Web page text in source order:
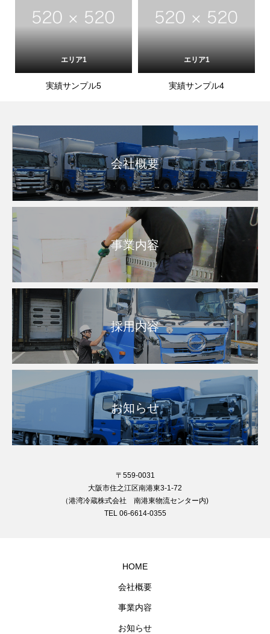
エリア1
実績サンプル5
エリア1
実績サンプル4
会社概要
事業内容
採用内容
お知らせ
〒559-0031
大阪市住之江区南港東3-1-72
（港湾冷蔵株式会社 南港東物流センター内)
TEL 06-6614-0355
HOME
会社概要
事業内容
お知らせ